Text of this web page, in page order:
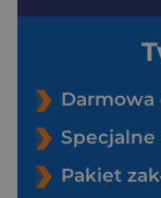
Darmowa
Pakiet